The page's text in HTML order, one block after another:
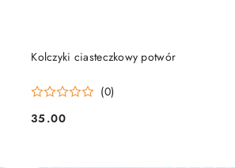
Kolczyki ciasteczkowy potwór
(0)
Cena:
35.00
DO KOSZYKA